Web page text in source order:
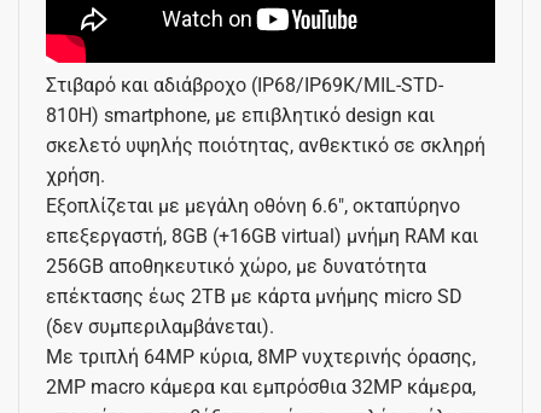
Στιβαρό και αδιάβροχο (IP68/IP69K/MIL-STD-
810H) smartphone, με επιβλητικό design και
σκελετό υψηλής ποιότητας, ανθεκτικό σε σκληρή
χρήση.
Εξοπλίζεται με μεγάλη οθόνη 6.6″, οκταπύρηνο
επεξεργαστή, 8GB (+16GB virtual) μνήμη RAM και
256GB αποθηκευτικό χώρο, με δυνατότητα
επέκτασης έως 2TB με κάρτα μνήμης micro SD
(δεν συμπεριλαμβάνεται).
Με τριπλή 64MP κύρια, 8MP νυχτερινής όρασης,
2MP macro κάμερα και εμπρόσθια 32MP κάμερα,